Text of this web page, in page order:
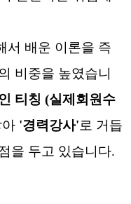
서 배운 이론을 즉
비중을 높였습니
티칭 (실제회원수
'경력강사'로 거듭
을 두고 있습니다.